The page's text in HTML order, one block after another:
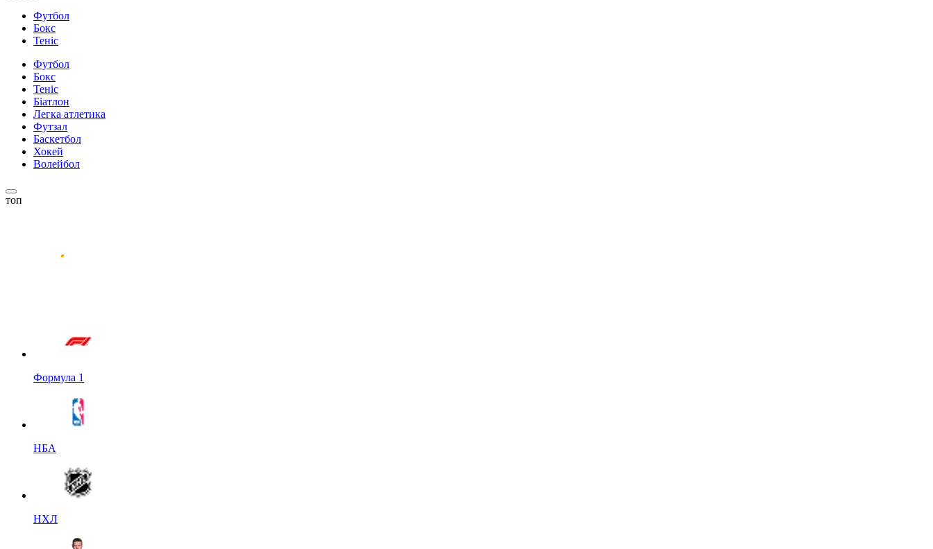
Футбол
Бокс
Теніс
Футбол
Бокс
Теніс
Біатлон
Легка атлетика
Футзал
Баскетбол
Хокей
Волейбол
топ
Формула 1
НБА
НХЛ